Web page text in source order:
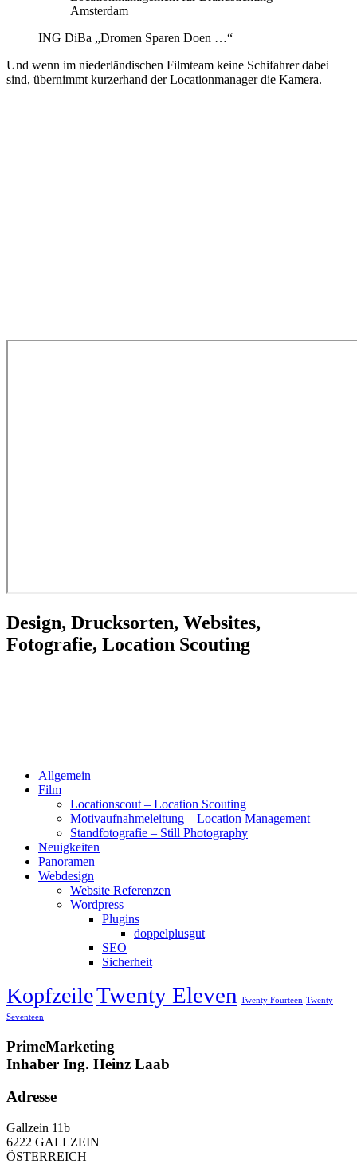
Amsterdam
ING DiBa „Dromen Sparen Doen …“
Und wenn im niederländischen Filmteam keine Schifahrer dabei
sind, übernimmt kurzerhand der Locationmanager die Kamera.
Design, Drucksorten, Websites,
Fotografie, Location Scouting
Allgemein
Film
Locationscout – Location Scouting
Motivaufnahmeleitung – Location Management
Standfotografie – Still Photography
Neuigkeiten
Panoramen
Webdesign
Website Referenzen
Wordpress
Plugins
doppelplusgut
SEO
Sicherheit
KopfzeileTwenty Eleven Twenty Fourteen Twenty
Seventeen
PrimeMarketing
Inhaber Ing. Heinz Laab
Adresse
Gallzein 11b
6222 GALLZEIN
ÖSTERREICH